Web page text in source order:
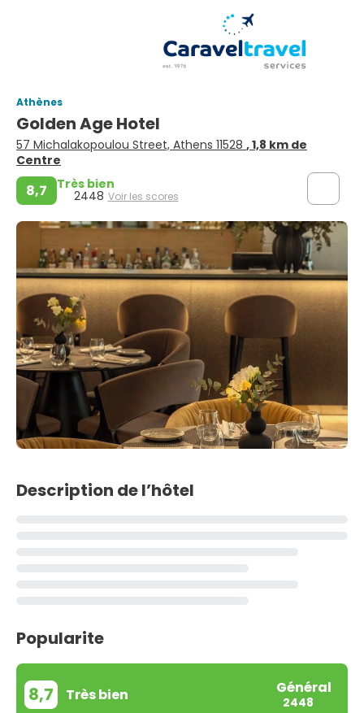
Athènes
Golden Age Hotel
57 Michalakopoulou Street, Athens 11528 , 1,8 km de
Centre
8,7 Très bien
2448 Voir les scores
Description de l’hôtel
Popularite
8,7 Très bien Général
2448